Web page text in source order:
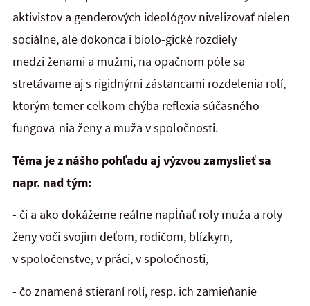
aktivistov a genderových ideológov nivelizovať nielen
sociálne, ale dokonca i biolo-gické rozdiely
medzi ženami a mužmi, na opačnom póle sa
stretávame aj s rigidnými zástancami rozdelenia rolí,
ktorým temer celkom chýba reflexia súčasného
fungova-nia ženy a muža v spoločnosti.
Téma je z nášho pohľadu aj výzvou zamyslieť sa
napr. nad tým:
- či a ako dokážeme reálne napĺňať roly muža a roly
ženy voči svojim deťom, rodičom, blízkym,
v spoločenstve, v práci, v spoločnosti,
- čo znamená stieraní rolí, resp. ich zamieňanie